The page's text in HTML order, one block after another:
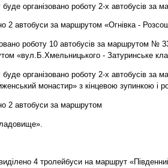
буде організовано роботу 2-х автобусів
2 автобуси за маршрутом «Огнівка -
роботу 10 автобусів за маршрутом №
«вул.Б.Хмельницького - Затуринське
буде організовано роботу 2-х автобусів
монастир» з кінцевою зупинкою і
2 автобуси за маршрутом
4 тролейбуси на маршрут